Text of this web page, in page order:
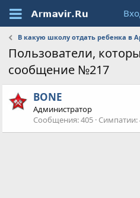
В какую школу отдать ребенка в
Пользователи,
сообщение №217
BONE
Администратор
Сообщения 405 Симпатии